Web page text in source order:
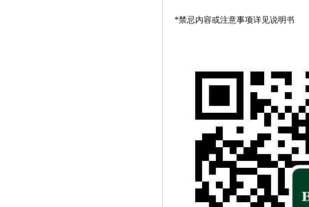
*禁忌内容或注意事项详见说明书